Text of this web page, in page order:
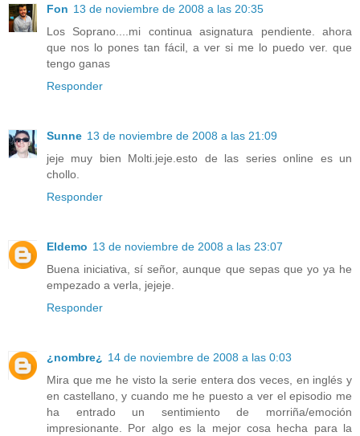
Fon 13 de noviembre de 2008 a las 20:35
Los Soprano....mi continua asignatura pendiente. ahora
que nos lo pones tan fácil, a ver si me lo puedo ver. que
tengo ganas
Responder
Sunne 13 de noviembre de 2008 a las 21:09
jeje muy bien Molti.jeje.esto de las series online es un
chollo.
Responder
Eldemo 13 de noviembre de 2008 a las 23:07
Buena iniciativa, sí señor, aunque que sepas que yo ya he
empezado a verla, jejeje.
Responder
¿nombre¿
14 de noviembre de 2008 a las 0:03
Mira que me he visto la serie entera dos veces, en inglés y
en castellano, y cuando me he puesto a ver el episodio me
ha entrado un sentimiento de morriña/emoción
impresionante. Por algo es la mejor cosa hecha para la